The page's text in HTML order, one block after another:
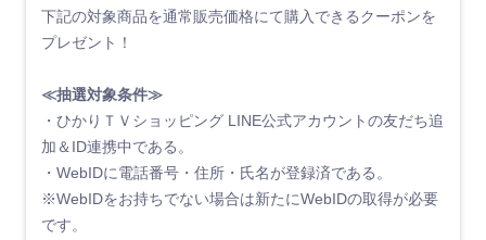
下記の対象商品を通常販売価格にて購入できるクーポンを
プレゼント！
≪抽選対象条件≫
・ひかりＴＶショッピング LINE公式アカウントの友だち追
加＆ID連携中である。
・WebIDに電話番号・住所・氏名が登録済である。
※WebIDをお持ちでない場合は新たにWebIDの取得が必要
です。